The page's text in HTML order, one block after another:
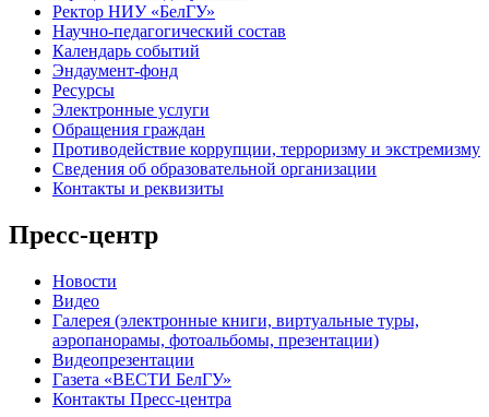
Ректор НИУ «БелГУ»
Научно-педагогический состав
Календарь событий
Эндаумент-фонд
Ресурсы
Электронные услуги
Обращения граждан
Противодействие коррупции, терроризму и экстремизму
Сведения об образовательной организации
Контакты и реквизиты
Пресс-центр
Новости
Видео
Галерея (электронные книги, виртуальные туры,
аэропанорамы, фотоальбомы, презентации)
Видеопрезентации
Газета «ВЕСТИ БелГУ»
Контакты Пресс-центра